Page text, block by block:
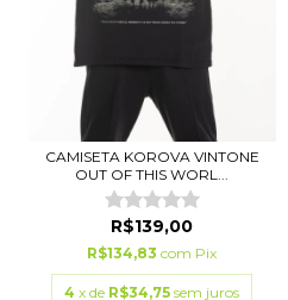
CAMISETA KOROVA VINTONE
OUT OF THIS WORL...
R$139,00
R$134,83 com Pix
4 x de R$34,75 sem juros